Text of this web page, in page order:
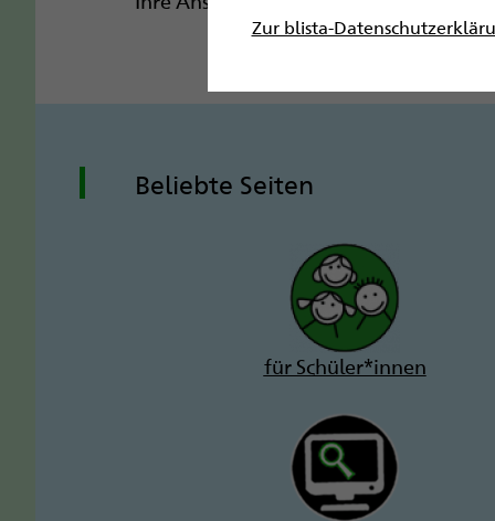
Beliebte Seiten
für Schüler*innen
Zur blista-